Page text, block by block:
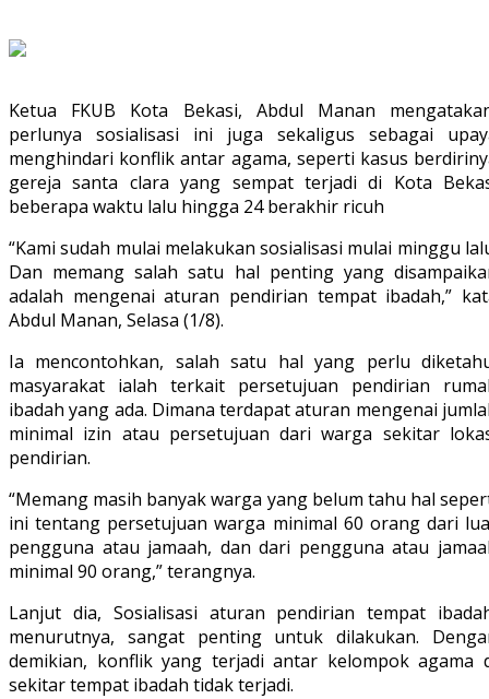
Ketua FKUB Kota Bekasi, Abdul Manan
perlunya sosialisasi ini juga sekaligus sebagai
menghindari konflik antar agama, seperti kasus
gereja santa clara yang sempat terjadi di Kota
beberapa waktu lalu hingga 24 berakhir ricuh
“Kami sudah mulai melakukan sosialisasi mulai minggu
Dan memang salah satu hal penting yang
adalah mengenai aturan pendirian tempat ibadah,”
Abdul Manan, Selasa (1/8).
Ia mencontohkan, salah satu hal yang perlu
masyarakat ialah terkait persetujuan pendirian
ibadah yang ada. Dimana terdapat aturan mengenai
minimal izin atau persetujuan dari warga sekitar
pendirian.
“Memang masih banyak warga yang belum tahu hal
ini tentang persetujuan warga minimal 60 orang dari
pengguna atau jamaah, dan dari pengguna atau
minimal 90 orang,” terangnya.
Lanjut dia, Sosialisasi aturan pendirian tempat
menurutnya, sangat penting untuk dilakukan.
demikian, konflik yang terjadi antar kelompok agama
sekitar tempat ibadah tidak terjadi.